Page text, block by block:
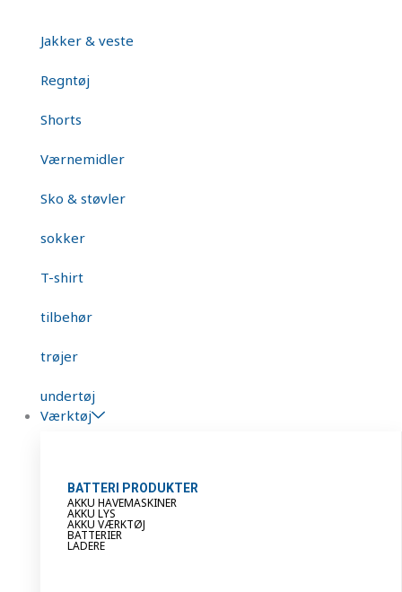
Jakker & veste
Regntøj
Shorts
Værnemidler
Sko & støvler
sokker
T-shirt
tilbehør
trøjer
undertøj
Værktøj
BATTERI PRODUKTER
AKKU HAVEMASKINER
AKKU LYS
AKKU VÆRKTØJ
BATTERIER
LADERE